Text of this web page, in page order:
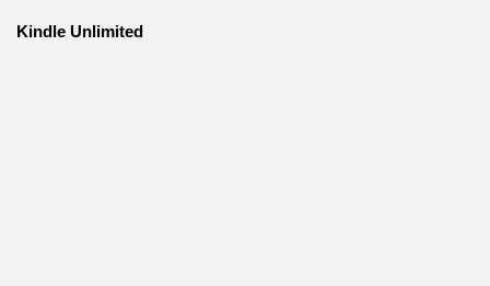
Kindle Unlimited